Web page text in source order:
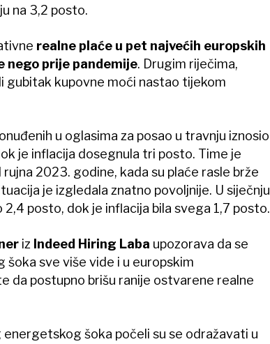
na 3,2 posto.
realne plaće u pet najvećih europskih
nego prije pandemije. Drugim riječima,
gubitak kupovne moći nastao tijekom
u oglasima za posao u travnju iznosio
je inflacija dosegnula tri posto. Time je
2023. godine, kada su plaće rasle brže
je izgledala znatno povoljnije. U siječnju
posto, dok je inflacija bila svega 1,7 posto.
iz Indeed Hiring Laba upozorava da se
sve više vide i u europskim
da postupno brišu ranije ostvarene realne
šoka počeli su se odražavati u